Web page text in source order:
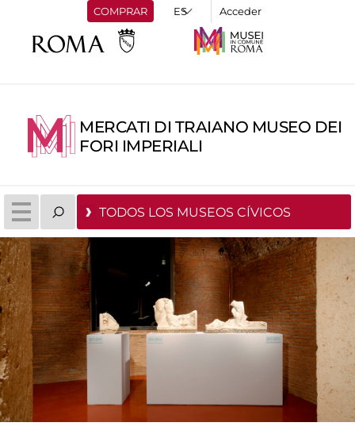
COMPRAR Acceder
MERCATI DI TRAIANO MUSEO DEI
FORI IMPERIALI
TODOS LOS MUSEOS CÍVICOS